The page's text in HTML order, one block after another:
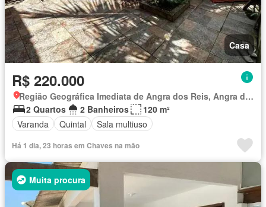
Casa
R$ 220.000
Região Geográfica Imediata de Angra dos Reis, Angra dos Reis
2 Quartos
2 Banheiros
120 m²
Varanda
Quintal Sala multiuso
Há 1 dia, 23 horas em Chaves na mão
Muita procura